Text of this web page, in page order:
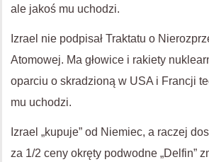
ale jakoś mu uchodzi.
Izrael nie podpisał Traktatu o
Atomowej. Ma głowice i rakiety
oparciu o skradzioną w USA i Francji
mu uchodzi.
Izrael „kupuje” od Niemiec, a raczej
za 1/2 ceny okręty podwodne „Delfin”